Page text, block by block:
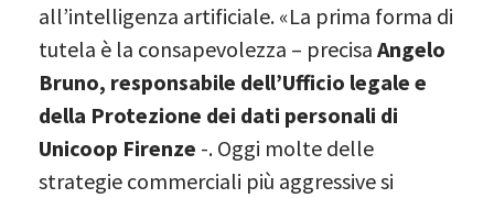
all’intelligenza artificiale. «La prima forma di
tutela è la consapevolezza – precisa Angelo
Bruno, responsabile dell’Ufficio legale e
della Protezione dei dati personali di
Unicoop Firenze -. Oggi molte delle
strategie commerciali più aggressive si